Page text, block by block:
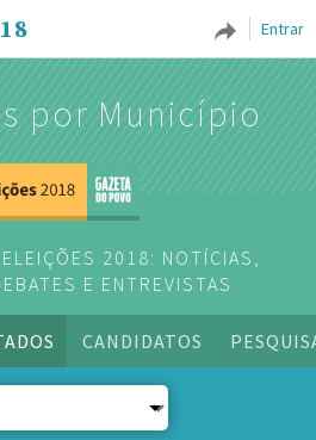
Entrar
por Município
2018: NOTÍCIAS,
E ENTREVISTAS
CANDIDATOS